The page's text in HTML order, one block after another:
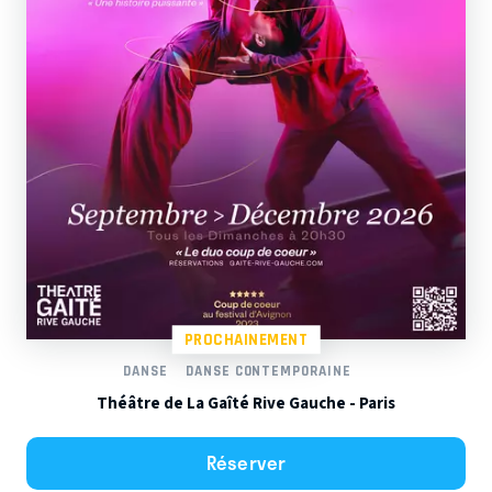
PROCHAINEMENT
DANSE DANSE CONTEMPORAINE
Théâtre de La Gaîté Rive Gauche - Paris
Réserver